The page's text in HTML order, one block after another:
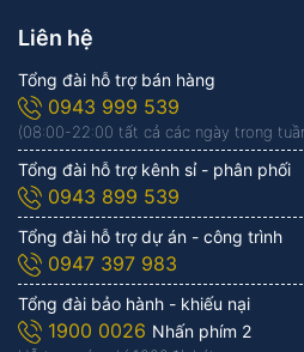
đủ năng lượng cho hoạt
trữ cho hoạt động ban
Camera: Là bộ phận
giám sát. Chúng có cấu
chiếc camera thông
vệ, mắt camera, đèn
thoại, loa phát, khe thẻ
trữ và ống kính.
Liên hệ
Tổng đài hỗ trợ bán hàng
0943 999 539
(08:00-22:00 tất cả các ngày trong
Tổng đài hỗ trợ kênh sỉ - phân phối
0943 899 539
Tổng đài hỗ trợ dự án - công trình
0947 397 983
Tổng đài bảo hành - khiếu nại
1900 0026 Nhấn phím 2